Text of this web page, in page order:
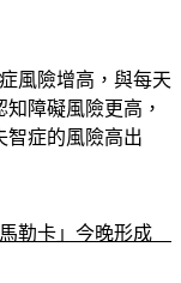
風險增高，與每天
障礙風險更高，
智症的風險高出
勒卡」今晚形成